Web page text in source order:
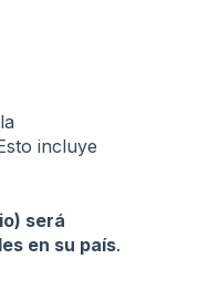
incluye
será
en su país.